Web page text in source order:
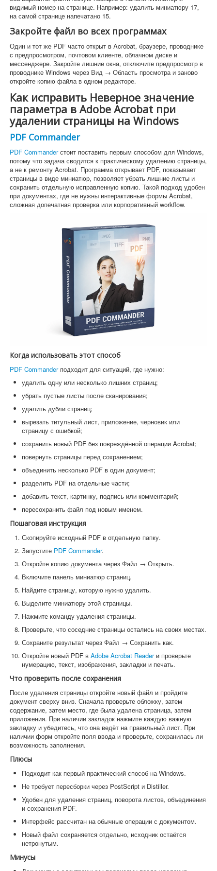
видимый номер на странице. Например: удалить миниатюру 17,
на самой странице напечатано 15.
Закройте файл во всех программах
Один и тот же PDF часто открыт в Acrobat, браузере, проводнике
с предпросмотром, почтовом клиенте, облачном диске и
мессенджере. Закройте лишние окна, отключите предпросмотр в
проводнике Windows через Вид → Область просмотра и заново
откройте копию файла в одном редакторе.
Как исправить Неверное значение
параметра в Adobe Acrobat при
удалении страницы на Windows
PDF Commander
PDF Commanderстоит поставить первым способом для Windows,
потому что задача сводится к практическому удалению страницы,
а не к ремонту Acrobat. Программа открывает PDF, показывает
страницы в виде миниатюр, позволяет убрать лишние листы и
сохранить отдельную исправленную копию. Такой подход удобен
при документах, где не нужны интерактивные формы Acrobat,
сложная допечатная проверка или корпоративный workflow.
Когда использовать этот способ
PDF Commanderподходит для ситуаций, где нужно:
удалить одну или несколько лишних страниц;
убрать пустые листы после сканирования;
удалить дубли страниц;
вырезать титульный лист, приложение, черновик или
страницу с ошибкой;
сохранить новый PDF без повреждённой операции Acrobat;
повернуть страницы перед сохранением;
объединить несколько PDF в один документ;
разделить PDF на отдельные части;
добавить текст, картинку, подпись или комментарий;
пересохранить файл под новым именем.
Пошаговая инструкция
Скопируйте исходный PDF в отдельную папку.
Запустите PDF Commander.
Откройте копию документа через Файл → Открыть.
Включите панель миниатюр страниц.
Найдите страницу, которую нужно удалить.
Выделите миниатюру этой страницы.
Нажмите команду удаления страницы.
Проверьте, что соседние страницы остались на своих местах.
Сохраните результат через Файл → Сохранить как.
Откройте новый PDF в Adobe Acrobat Readerи проверьте
нумерацию, текст, изображения, закладки и печать.
Что проверить после сохранения
После удаления страницы откройте новый файл и пройдите
документ сверху вниз. Сначала проверьте обложку, затем
содержание, затем место, где была удалена страница, затем
приложения. При наличии закладок нажмите каждую важную
закладку и убедитесь, что она ведёт на правильный лист. При
наличии форм откройте поля ввода и проверьте, сохранилась ли
возможность заполнения.
Плюсы
Подходит как первый практический способ на Windows.
Не требует пересборки через PostScript и Distiller.
Удобен для удаления страниц, поворота листов, объединения
и сохранения PDF.
Интерфейс рассчитан на обычные операции с документом.
Новый файл сохраняется отдельно, исходник остаётся
нетронутым.
Минусы